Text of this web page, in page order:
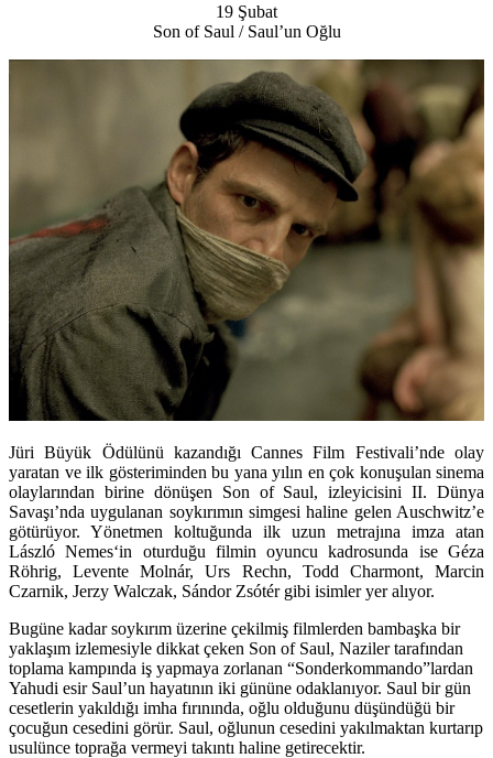
19 Şubat
Son of Saul / Saul’un Oğlu
Jüri Büyük Ödülünü kazandığı Cannes Film Festivali’nde olay
yaratan ve ilk gösteriminden bu yana yılın en çok konuşulan sinema
olaylarından birine dönüşen Son of Saul, izleyicisini II. Dünya
Savaşı’nda uygulanan soykırımın simgesi haline gelen Auschwitz’e
götürüyor. Yönetmen koltuğunda ilk uzun metrajına imza atan
László Nemes‘in oturduğu filmin oyuncu kadrosunda iseGéza
Röhrig, Levente Molnár, Urs Rechn, Todd Charmont, Marcin
Czarnik, Jerzy Walczak, Sándor Zsótérgibi isimler yer alıyor.
Bugüne kadar soykırım üzerine çekilmiş filmlerden bambaşka bir
yaklaşım izlemesiyle dikkat çeken Son of Saul, Naziler tarafından
toplama kampında iş yapmaya zorlanan “Sonderkommando”lardan
Yahudi esir Saul’un hayatının iki gününe odaklanıyor. Saul bir gün
cesetlerin yakıldığı imha fırınında, oğlu olduğunu düşündüğü bir
çocuğun cesedini görür. Saul, oğlunun cesedini yakılmaktan kurtarıp
usulünce toprağa vermeyi takıntı haline getirecektir.